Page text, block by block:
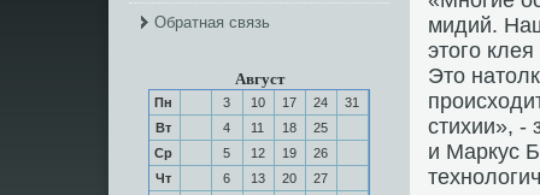
Обратная связь
Август
Пн 3 10 17 24
31
Вт
4 11 18
25
Ср
5 12 19
26
Чт
6 13 20
27
мидий.
этого
Это
стихии», -
и Маркус